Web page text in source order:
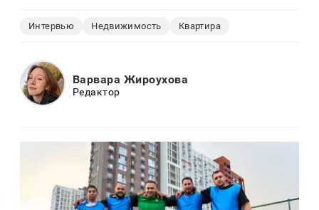
Интервью Недвижимость Квартира
Варвара Жироухова
Редактор